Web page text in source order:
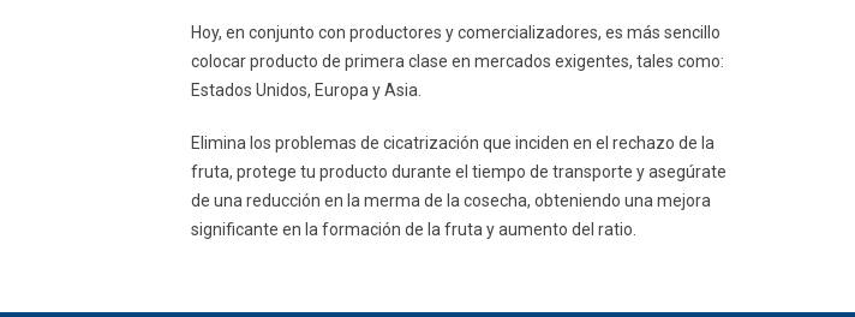
Hoy, en conjunto con productores y comercializadores, es más sencillo
colocar producto de primera clase en mercados exigentes, tales como:
Estados Unidos, Europa y Asia.
Elimina los problemas de cicatrización que inciden en el rechazo de la
fruta, protege tu producto durante el tiempo de transporte y asegúrate
de una reducción en la merma de la cosecha, obteniendo una mejora
significante en la formación de la fruta y aumento del ratio.